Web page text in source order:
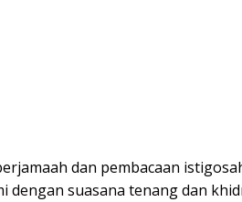
dan pembacaan
dengan suasana tenang dan